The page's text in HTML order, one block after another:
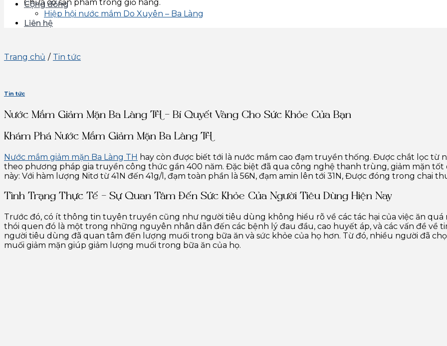
Chưa có sản phẩm trong giỏ hàng.
Cộng đồng
Hiệp hội nước mắm Do Xuyên – Ba Làng
Liên hệ
Trang chủ / Tin tức
Tin tức
Nước Mắm Giảm Mặn Ba Làng TH – Bí Quyết Vàng Cho Sức Khỏe Của Bạn
Khám Phá Nước Mắm Giảm Mặn Ba Làng TH
Nước mắm giảm mặn Ba Làng TH hay còn được biết tới là nước mắm cao đạm truyền thống. Được chắt lọc từ
theo phương pháp gia truyền công thức gần 400 năm. Đặc biệt đã qua công nghệ thanh trùng, giảm mặn tốt
này: Với hàm lượng Nitơ từ 41N đến 41g/l, đạm toàn phần là 56N, đạm amin lên tới 31N, Được đóng trong chai
Tình Trạng Thực Tế – Sự Quan Tâm Đến Sức Khỏe Của Người Tiêu Dùng Hiện Nay
Trước đó, có ít thông tin tuyên truyền cũng như người tiêu dùng không hiểu rõ về các tác hại của việc ăn quá
thói quen đó là một trong những nguyên nhân dẫn đến các bệnh lý đau đầu, cao huyết áp, và các vấn đề về
người tiêu dùng đã quan tâm đến lượng muối trong bữa ăn và sức khỏe của họ hơn. Từ đó, nhiều người đã
muối giảm mặn giúp giảm lượng muối trong bữa ăn của họ.